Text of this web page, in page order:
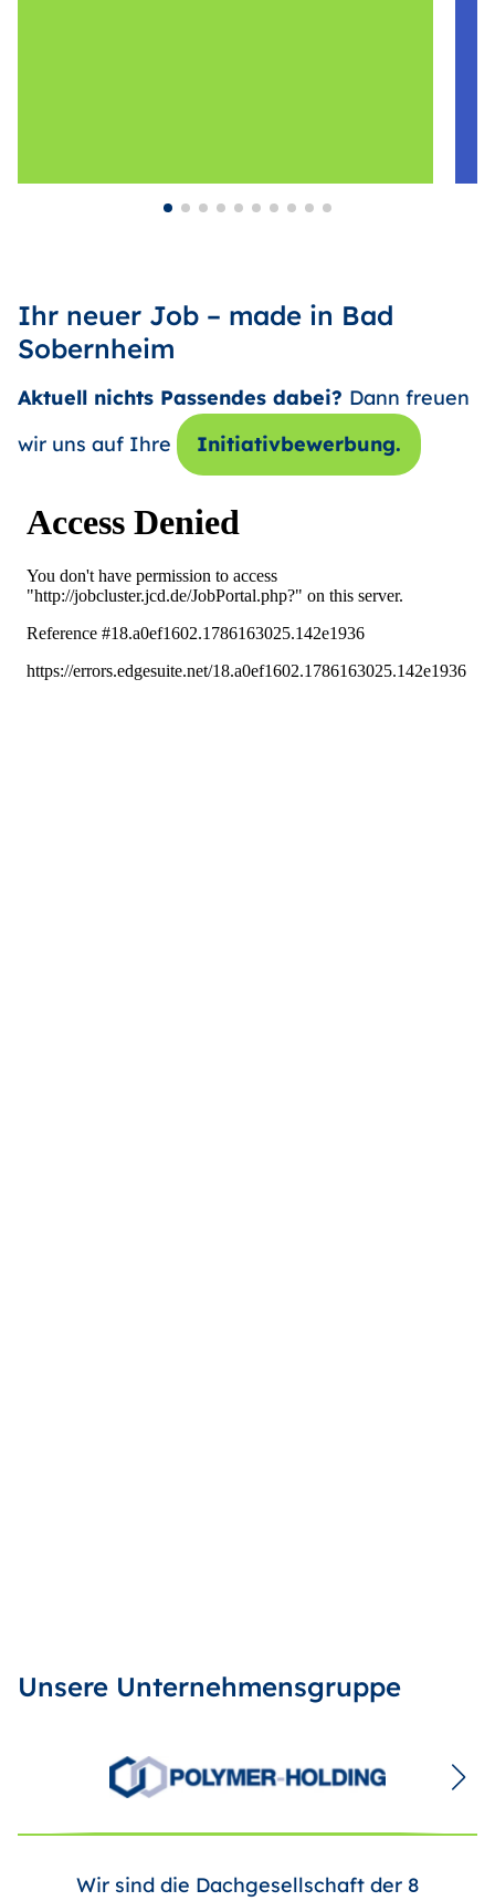
Ihr neuer Job – made in Bad
Sobernheim
Aktuell nichts Passendes dabei? Dann freuen
wir uns auf Ihre
Initiativbewerbung.
Unsere Unternehmensgruppe
Wir sind die Dachgesellschaft der 8